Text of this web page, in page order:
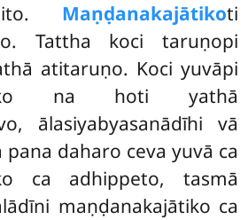
Maṇḍanakajātikoti
Tattha koci taruṇopi
atitaruṇo. Koci yuvāpi
na hoti yathā
ālasiyabyasanādīhi vā
daharo ceva yuvā ca
ca adhippeto, tasmā
maṇḍanakajātiko ca